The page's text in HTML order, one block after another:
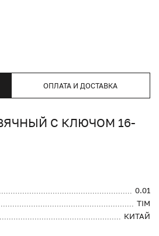
ОПЛАТА И ДОСТАВКА
С КЛЮЧОМ 16-
0.01
TIM
КИТАЙ